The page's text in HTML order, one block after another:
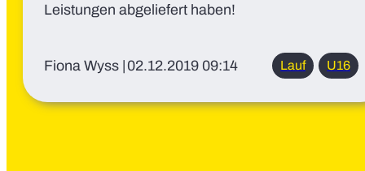
Leistungen abgeliefert haben!
Fiona Wyss |02.12.2019 09:14 Lauf U16